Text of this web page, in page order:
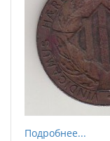
Подробнее...